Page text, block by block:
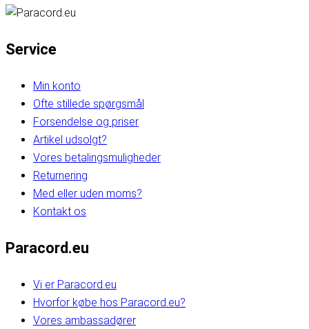
Service
Min konto
Ofte stillede spørgsmål
Forsendelse og priser
Artikel udsolgt?
Vores betalingsmuligheder
Returnering
Med eller uden moms?
Kontakt os
Paracord.eu
Vi er Paracord.eu
Hvorfor købe hos Paracord.eu?
Vores ambassadører